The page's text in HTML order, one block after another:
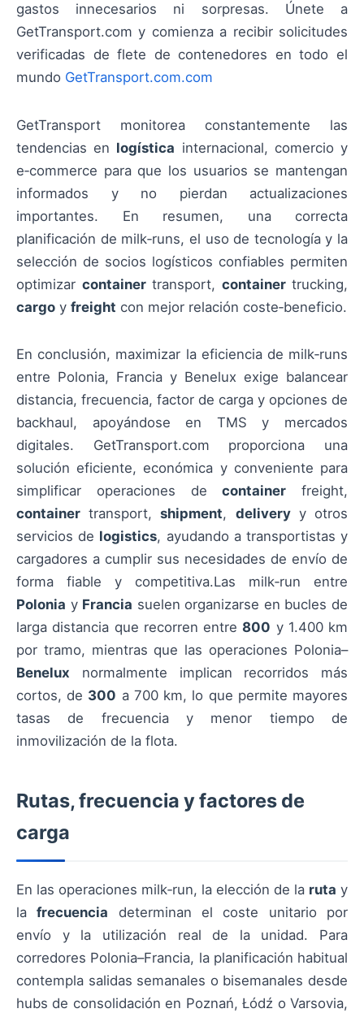
gastos innecesarios ni sorpresas. Únete a
GetTransport.com y comienza a recibir solicitudes
verificadas de flete de contenedores en todo el
mundo GetTransport.com.com
GetTransport monitorea constantemente las
tendencias en logística internacional, comercio y
e‑commerce para que los usuarios se mantengan
informados y no pierdan actualizaciones
importantes. En resumen, una correcta
planificación de milk‑runs, el uso de tecnología y la
selección de socios logísticos confiables permiten
optimizar containertransport, containertrucking,
cargo y freight con mejor relación coste‑beneficio.
En conclusión, maximizar la eficiencia de milk‑runs
entre Polonia, Francia y Benelux exige balancear
distancia, frecuencia, factor de carga y opciones de
backhaul, apoyándose en TMS y mercados
digitales. GetTransport.com proporciona una
solución eficiente, económica y conveniente para
simplificar operaciones decontainer freight,
container transport,shipment, deliveryy otros
servicios de logistics, ayudando a transportistas y
cargadores a cumplir sus necesidades de envío de
forma fiable y competitiva.Las milk‑run entre
Polonia y Francia suelen organizarse en bucles de
larga distancia que recorren entre800 y 1.400 km
por tramo, mientras que las operaciones Polonia–
Benelux normalmente implican recorridos más
cortos, de 300 a 700 km, lo que permite mayores
tasas de frecuencia y menor tiempo de
inmovilización de la flota.
Rutas, frecuencia y factores de
carga
En las operaciones milk‑run, la elección de la ruta y
lafrecuencia determinan el coste unitario por
envío y la utilización real de la unidad. Para
corredores Polonia–Francia, la planificación habitual
contempla salidas semanales o bisemanales desde
hubs de consolidación en Poznań, Łódź o Varsovia,